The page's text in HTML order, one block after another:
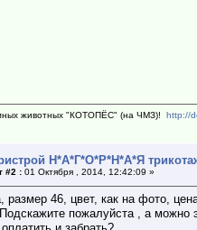
животных "КОТОПЁС" (на ЧМЗ)! http://
Н*А*Г*О*Р*Н*А*Я
#2 :01 Октября , 2014, 12:42:09 »
размер 46, цвет, как на фото,
пожалуйста , а можно